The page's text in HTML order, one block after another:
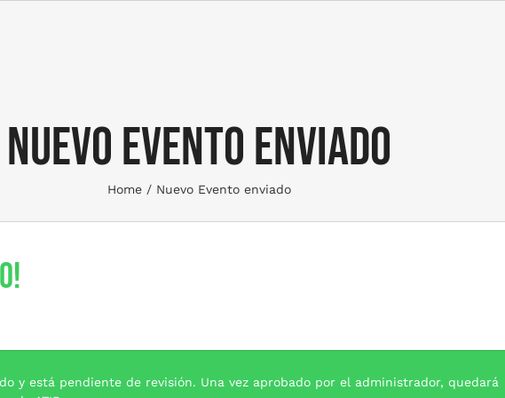
Nuevo Evento enviado
Home Nuevo Evento enviado
y está pendiente de revisión. Una vez aprobado por el administrador, quedará